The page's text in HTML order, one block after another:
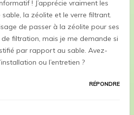
! J’apprécie vraiment les
la zéolite et le verre filtrant.
de passer à la zéolite pour ses
filtration, mais je me demande si
par rapport au sable. Avez-
ou l’entretien ?
RÉPONDRE